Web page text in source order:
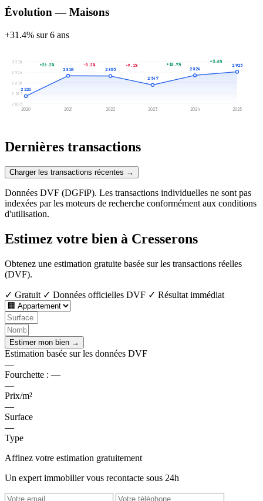
Évolution — Maisons
+31.4% sur 6 ans
2 003
2 307
2 610
2 914
3 218
2 226
2020
2 810
2021
2 803
2022
2 547
2023
2 824
2024
2 925
2025
+26.2% -0.2% -9.1% +10.9%
+3.6%
Dernières transactions
Charger les transactions récentes →
Données DVF (DGFiP). Les transactions individuelles ne sont pas
indexées par les moteurs de recherche conformément aux conditions
d'utilisation.
Estimez votre bien à Cresserons
Obtenez une estimation gratuite basée sur les transactions réelles
(DVF).
✓ Gratuit ✓ Données officielles DVF ✓ Résultat immédiat
Estimer mon bien →
Estimation basée sur les données DVF
—
Fourchette : —
—
Prix/m²
—
Surface
—
Type
Affinez votre estimation gratuitement
Un expert immobilier vous recontacte sous 24h